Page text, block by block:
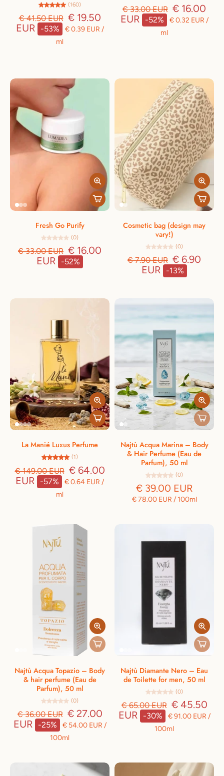
(160)
€ 41.50 EUR € 19.50
EUR
-53% € 0.39 EUR /
ml
€ 33.00 EUR € 16.00
EUR
-52% € 0.32 EUR /
ml
Fresh Go Purify
(0)
€ 33.00 EUR € 16.00
EUR
-52%
Cosmetic bag (design may
vary!)
(0)
€ 7.90 EUR € 6.90
EUR
-13%
La Manié Luxus Perfume
(1)
€ 149.00 EUR € 64.00
EUR
-57% € 0.64 EUR /
ml
Najtù Acqua Marina – Body
& Hair Perfume (Eau de
Parfum), 50 ml
(0)
€ 39.00 EUR
€ 78.00 EUR / 100ml
Najtù Acqua Topazio – Body
& hair perfume (Eau de
Parfum), 50 ml
(0)
€ 36.00 EUR € 27.00
EUR
-25% € 54.00 EUR /
100ml
Najtù Diamante Nero – Eau
de Toilette for men, 50 ml
(0)
€ 65.00 EUR € 45.50
EUR
-30% € 91.00 EUR /
100ml